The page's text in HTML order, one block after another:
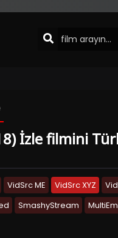
İzle filmini
VidSrc ME VidSrc XYZ
SmashyStream